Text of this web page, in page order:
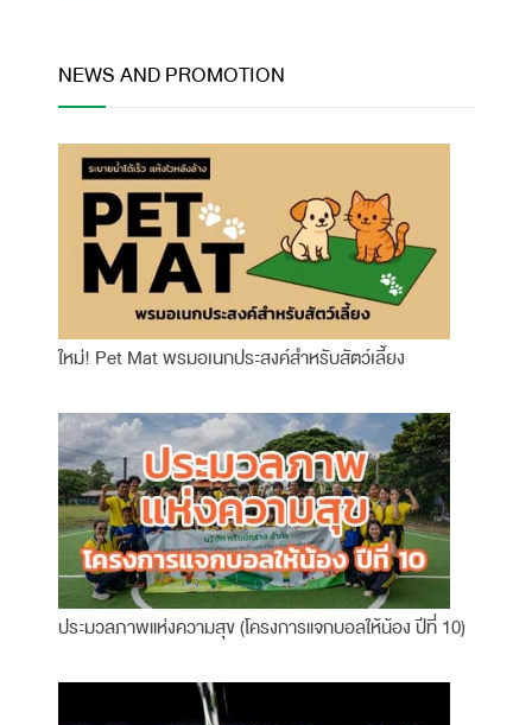
NEWS AND PROMOTION
ใหม่! Pet Mat พรมอเนกประสงค์สำหรับสัตว์เลี้ยง
ประมวลภาพแห่งความสุข (โครงการแจกบอลให้น้อง ปีที่ 10)